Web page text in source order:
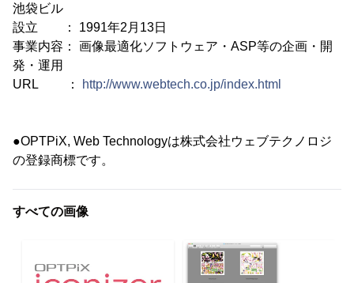
池袋ビル
設立 ： 1991年2月13日
事業内容： 画像最適化ソフトウェア・ASP等の企画・開
発・運用
URL ：
http://www.webtech.co.jp/index.html
●OPTPiX, Web Technologyは株式会社ウェブテクノロジ
の登録商標です。
すべての画像